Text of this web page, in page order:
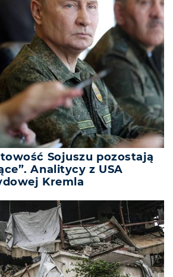
Sojuszu pozostają
Analitycy z USA
Kremla